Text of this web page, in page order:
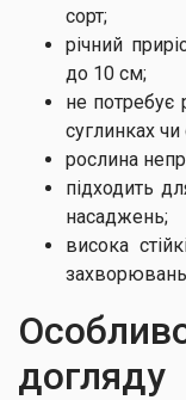
сорт;
річний
до 10 см;
не потребує
суглинках чи
рослина
підходить
насаджень;
висока
догляду